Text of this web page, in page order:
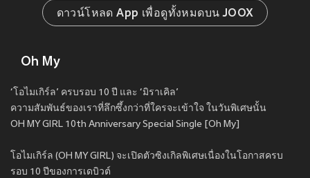
ดาวน์โหลด App เพื่อดูทั้งหมดบน JOOX
Oh My
‘โอไมเกิร์ล’ ครบรอบ 10 ปี และ ‘มิราเคิล’
ความสัมพันธ์ของเราที่ลึกซึ้งกว่าที่ใครจะเข้าใจ ในวันพิเศษนั้น
OH MY GIRL 10th Anniversary Special Single [Oh My]
โอไมเกิร์ล (OH MY GIRL) จะเปิดตัวซิงเกิลพิเศษเนื่องในโอกาสครบ
รอบ 10 ปีของการเดบิวต์